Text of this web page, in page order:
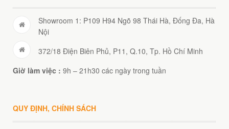
Showroom 1: P109 H94 Ngõ 98 Thái Hà, Đống Đa, Hà
Nội
372/18 Điện Biên Phủ, P11, Q.10, Tp. Hồ Chí Minh
Giờ làm việc : 9h – 21h30 các ngày trong tuần
QUY ĐỊNH, CHÍNH SÁCH